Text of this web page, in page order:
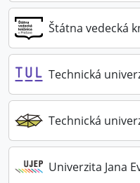
Štátna vedecká
Technická
Technická
Univerzita Jana